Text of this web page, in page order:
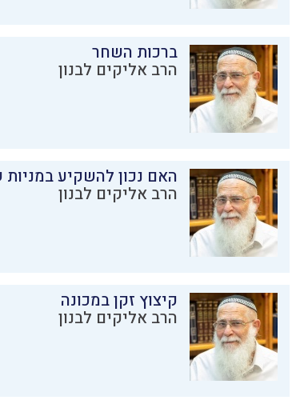
ברכות השחר
הרב אליקים לבנון
האם נכון להשקיע
הרב אליקים לבנון
קיצוץ זקן במכונה
הרב אליקים לבנון